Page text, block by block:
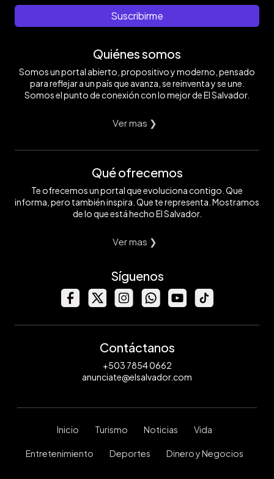
Suscribirme
Quiénes somos
Somos un portal abierto, propositivo y moderno, pensado
para reflejar a un país que avanza, se reinventa y se une.
Somos el punto de conexión con lo mejor de El Salvador.
Ver mas ❯
Qué ofrecemos
Te ofrecemos un portal que evoluciona contigo. Que
informa, pero también inspira. Que te representa. Mostramos
de lo que está hecho El Salvador.
Ver mas ❯
Síguenos
Contáctanos
+503 7854 0662
anunciate@elsalvador.com
Inicio Turismo Noticias Vida
Entretenimiento Deportes Dinero y Negocios